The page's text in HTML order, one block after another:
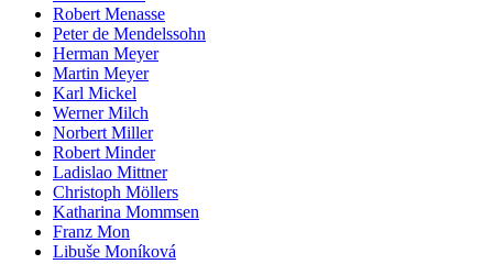
Robert Menasse
Peter de Mendelssohn
Herman Meyer
Martin Meyer
Karl Mickel
Werner Milch
Norbert Miller
Robert Minder
Ladislao Mittner
Christoph Möllers
Katharina Mommsen
Franz Mon
Libuše Moníková